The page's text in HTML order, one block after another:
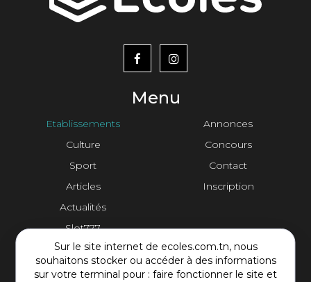
Sur le site internet de ecoles.com.tn, nous
souhaitons stocker ou accéder à des informations
sur votre terminal pour : faire fonctionner le site et
Menu
Etablissements
Culture
Sport
Articles
Actualités
Slot777
menu
footer2
Annonces
Concours
Contact
Inscription
Contact Plateforme